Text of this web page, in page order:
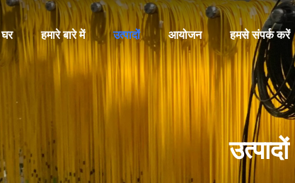
घर हमारे बारे में उत्पादों आयोजन हमसे संपर्क करें